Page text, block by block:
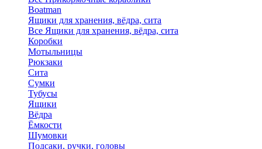
Boatman
Ящики для хранения, вёдра, сита
Все Ящики для хранения, вёдра, сита
Коробки
Мотыльницы
Рюкзаки
Сита
Сумки
Тубусы
Ящики
Вёдра
Ёмкости
Шумовки
Подсаки, ручки, головы